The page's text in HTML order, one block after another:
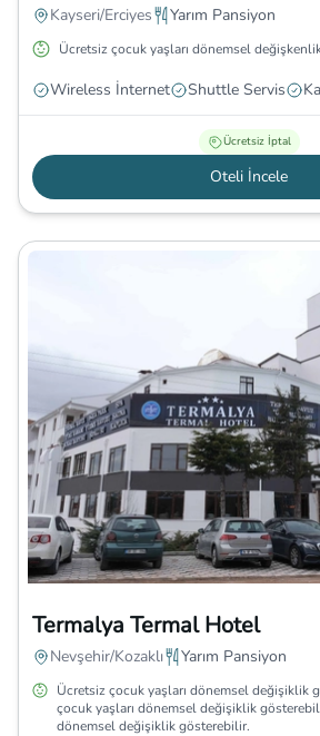
Kayseri/Erciyes Yarım Pansiyon
Ücretsiz çocuk yaşları dönemsel
Wireless İnternet Shuttle Servis
Ücretsiz İptal
Oteli İncele
Termalya Termal Hotel
Nevşehir/Kozaklı Yarım Pansiyon
Ücretsiz çocuk yaşları dönemsel değişiklik
çocuk yaşları dönemsel değişiklik
dönemsel değişiklik gösterebilir.